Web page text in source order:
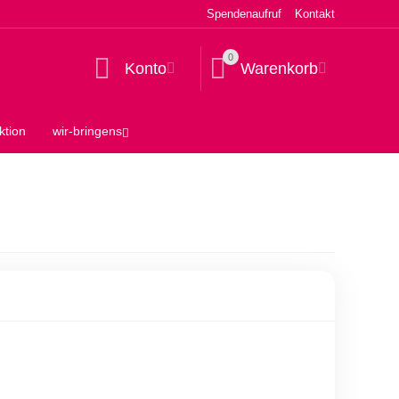
Spendenaufruf Kontakt
Konto
0
Warenkorb
wir-bringens